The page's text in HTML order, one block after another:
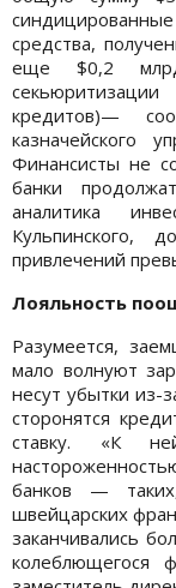
средства,
еще $0,2 млрд
кредитов)—
казначейского
Финансисты не
банки
аналитика
привлечений
Лояльность
Разумеется,
мало волнуют
несут убытки из-
сторонятся
ставку. «К
банков —
швейцарских
заканчивались
колеблющегося